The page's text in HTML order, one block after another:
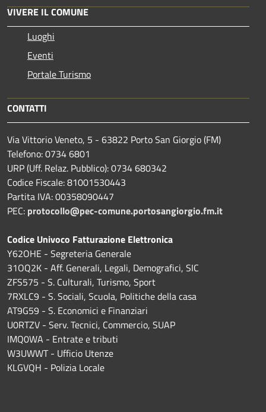
VIVERE IL COMUNE
Luoghi
Eventi
Portale Turismo
CONTATTI
Via Vittorio Veneto, 5 - 63822 Porto San Giorgio (FM)
Telefono: 0734 6801
URP (Uff. Relaz. Pubblico): 0734 680342
Codice Fiscale: 81001530443
Partita IVA: 00358090447
PEC: protocollo@pec-comune.portosangiorgio.fm.it
Codice Univoco Fatturazione Elettronica
Y62OHE - Segreteria Generale
31OQ2K - Aff. Generali, Legali, Demografici, SIC
ZFS575 - S. Culturali, Turismo, Sport
7RXLC9 - S. Sociali, Scuola, Politiche della casa
AT9G59 - S. Economici e Finanziari
U0RTZV - Serv. Tecnici, Commercio, SUAP
IMQ0WA - Entrate e tributi
W3UWWT - Ufficio Utenze
KLGVQH - Polizia Locale